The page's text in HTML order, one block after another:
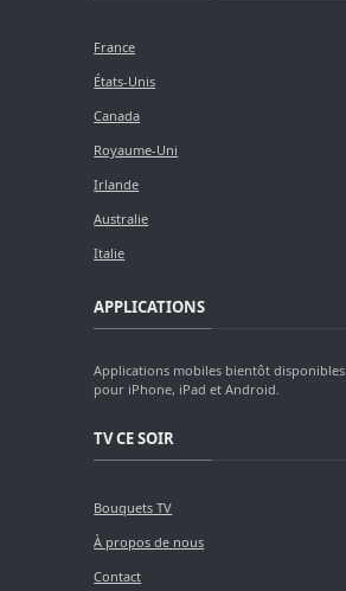
France
États-Unis
Canada
Royaume-Uni
Irlande
Australie
Italie
APPLICATIONS
Applications mobiles bientôt disponibles
pour iPhone, iPad et Android.
TV CE SOIR
Bouquets TV
À propos de nous
Contact